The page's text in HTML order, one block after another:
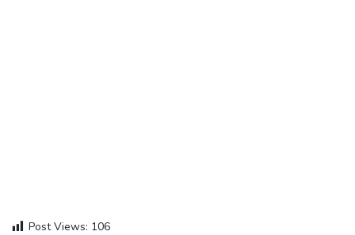
Post Views: 106